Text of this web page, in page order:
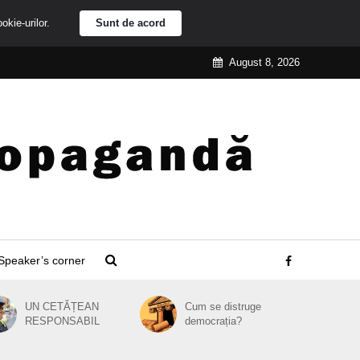
August 8, 2026
corner
UN CETĂȚEAN
RESPONSABIL
Cum se distruge
democrația?
urilor. Sunt de acord